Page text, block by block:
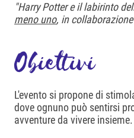
"Harry Potter e il labirinto
meno uno, in
Obiettivi
L'evento si propone di
dove ognuno può sentirsi
avventure da vivere insieme.